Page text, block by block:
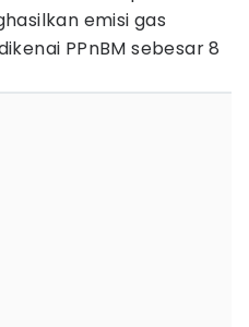
emisi gas
PPnBM sebesar 8